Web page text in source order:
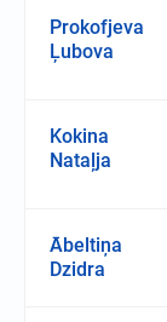
Prokofjeva
Ļubova
Kokina
Nataļja
Ābeltiņa
Dzidra